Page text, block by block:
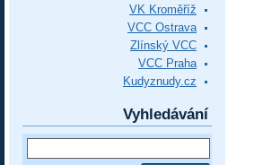
VK Kroměříž
VCC Ostrava
Zlínský VCC
VCC Praha
Kudyznudy.cz
Vyhledávání